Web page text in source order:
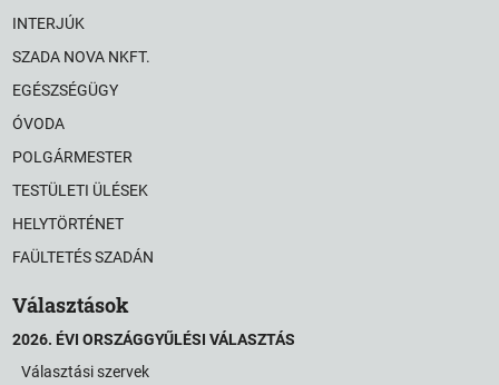
INTERJÚK
SZADA NOVA NKFT.
EGÉSZSÉGÜGY
ÓVODA
POLGÁRMESTER
TESTÜLETI ÜLÉSEK
HELYTÖRTÉNET
FAÜLTETÉS SZADÁN
Választások
2026. ÉVI ORSZÁGGYŰLÉSI VÁLASZTÁS
Választási szervek